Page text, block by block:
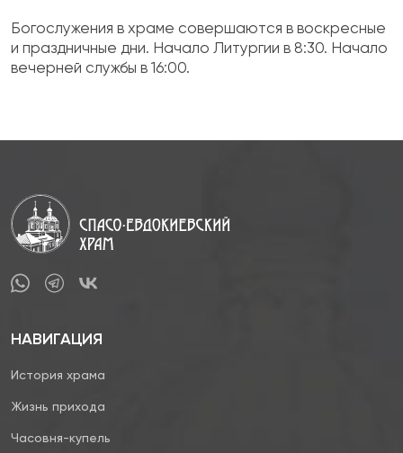
Богослужения в храме совершаются в воскресные
и праздничные дни. Начало Литургии в 8:30. Начало
вечерней службы в 16:00.
НАВИГАЦИЯ
История храма
Жизнь прихода
Часовня-купель